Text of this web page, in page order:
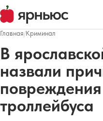
Главная/Криминал
В
назвали
троллейбуса